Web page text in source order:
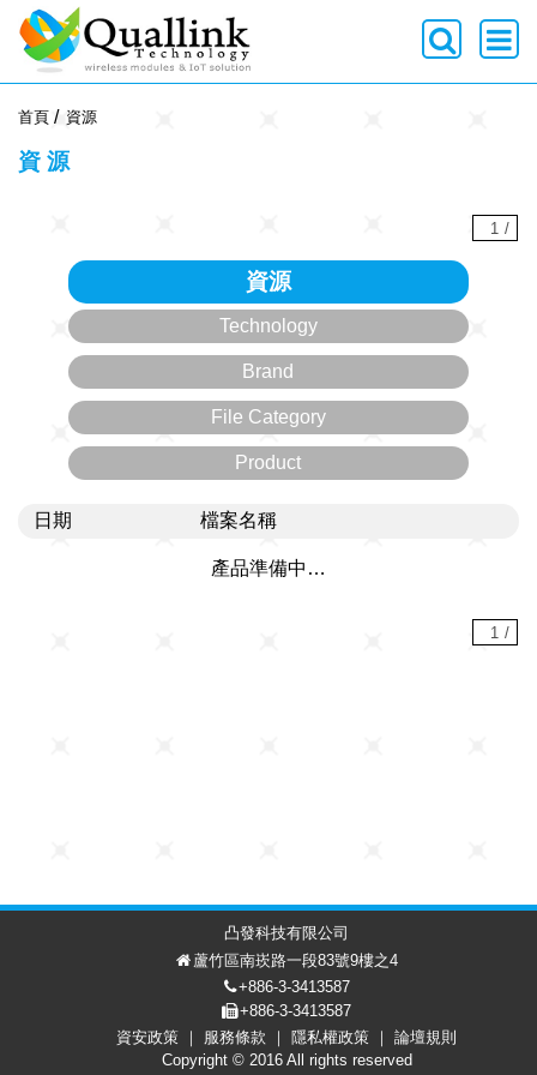
會員中心
首頁 資源
資源
1 /
資源
Technology
Brand
File Category
Product
日期 檔案名稱
產品準備中…
1 /
凸發科技有限公司
蘆竹區南崁路一段83號9樓之4
+886-3-3413587
+886-3-3413587
資安政策
服務條款 隱私權政策
論壇規則
Copyright © 2016 All rights reserved